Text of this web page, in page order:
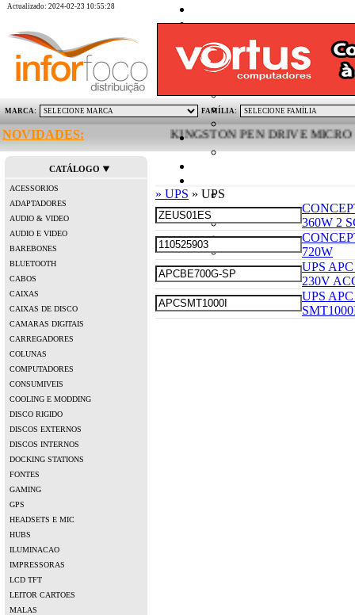
Actualizado: 2024-02-23 10:55:28
MARCA: FAMÍLIA:
NOVIDADES: KINGSTON PEN DRIVE MICRO
CATÁLOGO
ACESSORIOS
ADAPTADORES
AUDIO & VIDEO
AUDIO E VIDEO
BAREBONES
BLUETOOTH
CABOS
CAIXAS
CAIXAS DE DISCO
CAMARAS DIGITAIS
CARREGADORES
COLUNAS
COMPUTADORES
CONSUMIVEIS
COOLING E MODDING
DISCO RIGIDO
DISCOS EXTERNOS
DISCOS INTERNOS
DOCKING STATIONS
FONTES
GAMING
GPS
HEADSETS E MIC
HUBS
ILUMINACAO
IMPRESSORAS
LCD TFT
LEITOR CARTOES
MALAS
» UPS » UPS
360W 2
720W
UPS
230V
UPS